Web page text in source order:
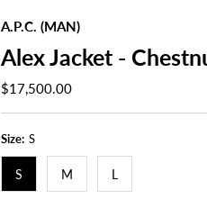
A.P.C. (MAN)
Alex Jacket -
Regular
$17,500.00
Size: S
S M L